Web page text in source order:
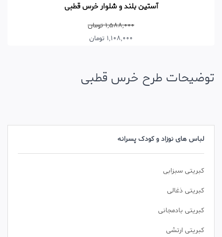
لباس های نوزاد و کودک پسرانه
کبریتی سبزابی
کبریتی ذغالی
کبریتی بادمجانی
کبریتی ارتشی
آستین بلند و شلوار خرس قطبی
1,588,000 تومان
1,108,000 تومان
توضیحات طرح خرس قطبی